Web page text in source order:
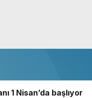
1 Nisan’da başlıyor